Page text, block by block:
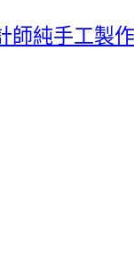
純手工製作